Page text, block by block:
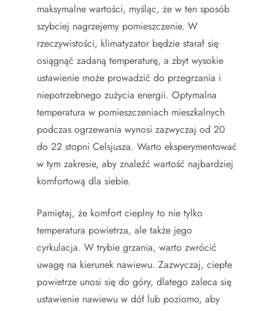
maksymalne wartości, myśląc, że w ten sposób
szybciej nagrzejemy pomieszczenie. W
rzeczywistości, klimatyzator będzie starał się
osiągnąć zadaną temperaturę, a zbyt wysokie
ustawienie może prowadzić do przegrzania i
niepotrzebnego zużycia energii. Optymalna
temperatura w pomieszczeniach mieszkalnych
podczas ogrzewania wynosi zazwyczaj od 20
do 22 stopni Celsjusza. Warto eksperymentować
w tym zakresie, aby znaleźć wartość najbardziej
komfortową dla siebie.
Pamiętaj, że komfort cieplny to nie tylko
temperatura powietrza, ale także jego
cyrkulacja. W trybie grzania, warto zwrócić
uwagę na kierunek nawiewu. Zazwyczaj, ciepłe
powietrze unosi się do góry, dlatego zaleca się
ustawienie nawiewu w dół lub poziomo, aby